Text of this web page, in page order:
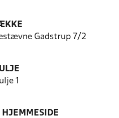
Gadstrup 7/2
1
HJEMMESIDE